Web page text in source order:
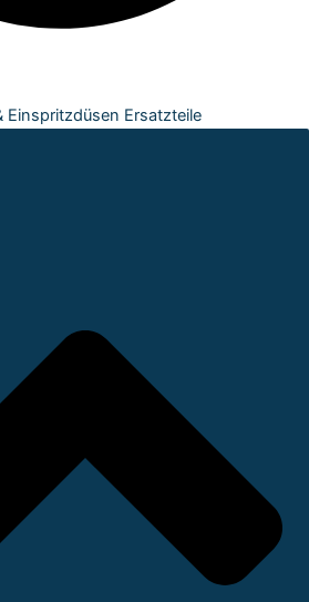
Einspritzdüsen Ersatzteile